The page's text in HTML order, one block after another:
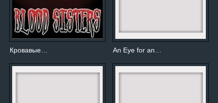
Кровавые… An Eye for an…